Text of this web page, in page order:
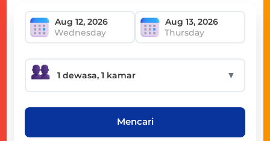
Wednesday Thursday
▼
Mencari